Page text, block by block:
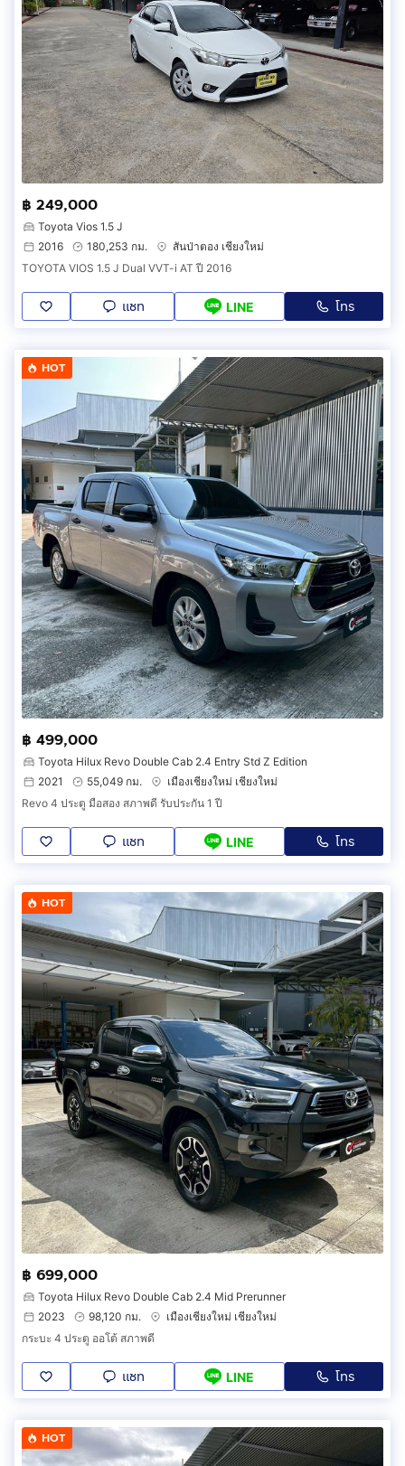
฿ 249,000
Toyota Vios 1.5 J
2016
180,253 กม.
สันป่าตอง เชียงใหม่
TOYOTA VIOS 1.5 J Dual VVT-i AT ปี 2016
แชท LINE โทร
HOT
฿ 499,000
Toyota Hilux Revo Double Cab 2.4 Entry Std Z Edition
2021
55,049 กม.
เมืองเชียงใหม่ เชียงใหม่
Revo 4 ประตู มือสอง สภาพดี รับประกัน 1 ปี
แชท LINE โทร
HOT
฿ 699,000
Toyota Hilux Revo Double Cab 2.4 Mid Prerunner
2023
98,120 กม.
เมืองเชียงใหม่ เชียงใหม่
กระบะ 4 ประตู ออโต้ สภาพดี
แชท LINE โทร
HOT